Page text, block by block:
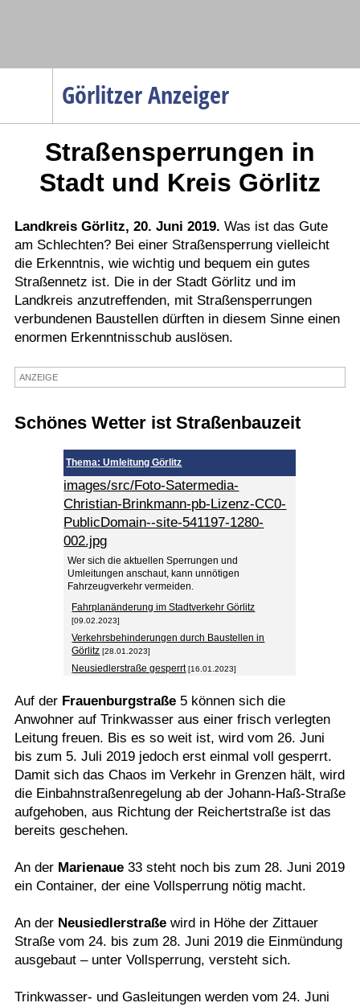
Görlitzer Anzeiger
Menüpunkte
Politik
Gesellschaft
Wirtschaft
Service
Verkehr
Gesundheit
Termine
Straßensperrungen in
Stadt und Kreis Görlitz
Landkreis Görlitz, 20. Juni 2019. Was ist das Gute
am Schlechten? Bei einer Straßensperrung vielleicht
die Erkenntnis, wie wichtig und bequem ein gutes
Straßennetz ist. Die in der Stadt Görlitz und im
Landkreis anzutreffenden, mit Straßensperrungen
verbundenen Baustellen dürften in diesem Sinne einen
enormen Erkenntnisschub auslösen.
ANZEIGE
Schönes Wetter ist Straßenbauzeit
Thema: Umleitung Görlitz
images/src/Foto-Satermedia-
Christian-Brinkmann-pb-Lizenz-CC0-
PublicDomain--site-541197-1280-
002.jpg
Wer sich die aktuellen Sperrungen und
Umleitungen anschaut, kann unnötigen
Fahrzeugverkehr vermeiden.
Fahrplanänderung im Stadtverkehr Görlitz
[09.02.2023]
Verkehrsbehinderungen durch Baustellen in
Görlitz [28.01.2023]
Neusiedlerstraße gesperrt [16.01.2023]
Auf der Frauenburgstraße5 können sich die
Anwohner auf Trinkwasser aus einer frisch verlegten
Leitung freuen. Bis es so weit ist, wird vom 26. Juni
bis zum 5. Juli 2019 jedoch erst einmal voll gesperrt.
Damit sich das Chaos im Verkehr in Grenzen hält, wird
die Einbahnstraßenregelung ab der Johann-Haß-Straße
aufgehoben, aus Richtung der Reichertstraße ist das
bereits geschehen.
An der Marienaue33 steht noch bis zum 28. Juni 2019
ein Container, der eine Vollsperrung nötig macht.
An der Neusiedlerstraßewird in Höhe der Zittauer
Straße vom 24. bis zum 28. Juni 2019 die Einmündung
ausgebaut – unter Vollsperrung, versteht sich.
Trinkwasser- und Gasleitungen werden vom 24. Juni